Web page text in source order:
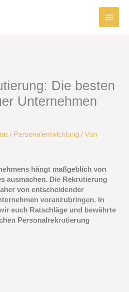
Die besten
Unternehmen
/ Personalentwicklung / Von
hängt maßgeblich von
ausmachen. Die Rekrutierung
von entscheidender
voranzubringen. In
euch Ratschläge und bewährte
Personalrekrutierung